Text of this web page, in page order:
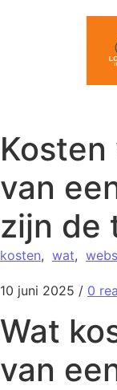
van
zijn de
kosten, wat,
10 juni 2025 / 0
Wat
van